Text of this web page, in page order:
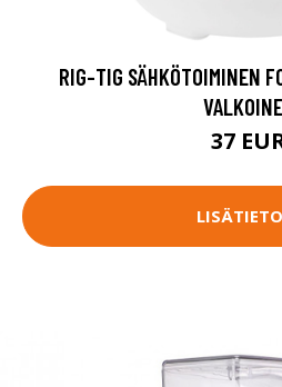
RIG-TIG SÄHKÖTOIMINEN
37